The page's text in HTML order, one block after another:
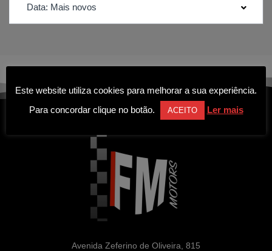
Data: Mais novos
Avenida Zeferino de Oliveira, 815
Este website utiliza cookies para melhorar a sua experiência.
Para concordar clique no botão.
ACEITO Ler mais